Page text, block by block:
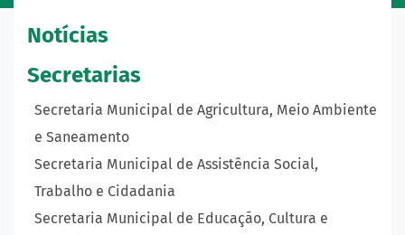
Notícias
Secretarias
Secretaria Municipal de Agricultura, Meio Ambiente
e Saneamento
Secretaria Municipal de Assistência Social,
Trabalho e Cidadania
Secretaria Municipal de Educação, Cultura e